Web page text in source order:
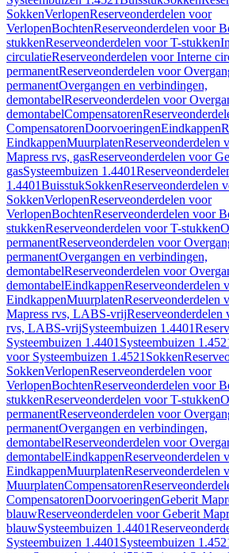
SokkenVerlopenReserveonderdelen voor
VerlopenBochtenReserveonderdelen voor
stukkenReserveonderdelen voor T-stukken
circulatieReserveonderdelen voor Interne
permanentReserveonderdelen voor
permanentOvergangen en verbindingen,
demontabelReserveonderdelen voor
demontabelCompensatoren
CompensatorenDoorvoeringenEindkappen
EindkappenMuurplatenReserveonderdelen
Mapress rvs, gasReserveonderdelen voor
gasSysteembuizen 1.4401
1.4401BuisstukSokkenReserveonderdelen
SokkenVerlopenReserveonderdelen voor
VerlopenBochtenReserveonderdelen voor
stukkenReserveonderdelen voor T-stukken
permanentReserveonderdelen voor
permanentOvergangen en verbindingen,
demontabelReserveonderdelen voor
demontabelEindkappenReserveonderdelen
EindkappenMuurplatenReserveonderdelen
Mapress rvs, LABS-vrijReserveonderdelen
rvs, LABS-vrijSysteembuizen 1.4401
Systeembuizen 1.4401 Systeembuizen
voor Systeembuizen 1.4521 Sokken
SokkenVerlopenReserveonderdelen voor
VerlopenBochtenReserveonderdelen voor
stukkenReserveonderdelen voor T-stukken
permanentReserveonderdelen voor
permanentOvergangen en verbindingen,
demontabelReserveonderdelen voor
demontabelEindkappenReserveonderdelen
EindkappenMuurplatenReserveonderdelen
MuurplatenCompensatoren
CompensatorenDoorvoeringenGeberit
blauwReserveonderdelen voor Geberit
blauwSysteembuizen 1.4401
Systeembuizen 1.4401 Systeembuizen